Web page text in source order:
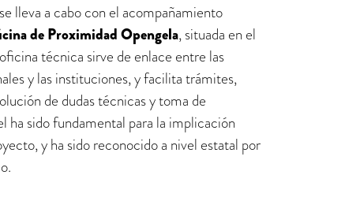
lleva a cabo con el acompañamiento
de Proximidad Opengela, situada en el
técnica sirve de enlace entre las
y las instituciones, y facilita trámites,
de dudas técnicas y toma de
ha sido fundamental para la implicación
y ha sido reconocido a nivel estatal por